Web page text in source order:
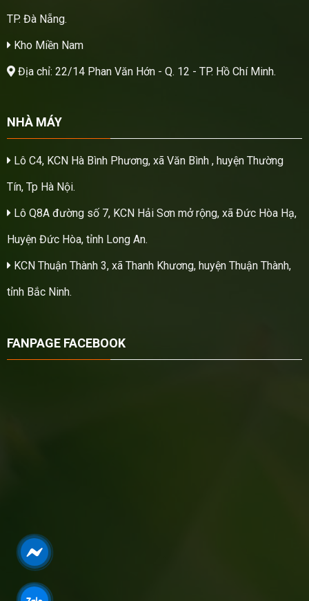
TP. Đà Nẵng.
Kho Miền Nam
Địa chỉ: 22/14 Phan Văn Hớn - Q. 12 - TP. Hồ Chí Minh.
NHÀ MÁY
Lô C4, KCN Hà Bình Phương, xã Văn Bình , huyện Thường
Tín, Tp Hà Nội.
Lô Q8A đường số 7, KCN Hải Sơn mở rộng, xã Đức Hòa Hạ,
Huyện Đức Hòa, tỉnh Long An.
KCN Thuận Thành 3, xã Thanh Khương, huyện Thuận Thành,
tỉnh Bắc Ninh.
FANPAGE FACEBOOK